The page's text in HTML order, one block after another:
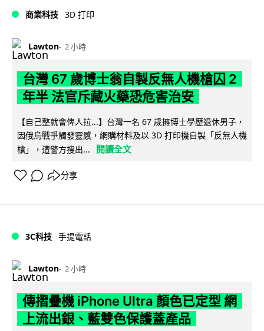
商業科技 3D 打印
Lawton 2 小時
台灣 67 歲博士翁自製反無人機槍囚 2
年半 法官斥藏火藥恐危害治安
【自己整就會俾人拉...】台灣一名 67 歲擁博士學歷退休男子，
因俄烏戰爭觸發靈感，網購材料及以 3D 打印機自製「反無人機
槍」，遭警方搜出...
閱讀全文
分享
3C科技 手提電話
Lawton 2 小時
傳摺疊機 iPhone Ultra 顏色已定型 網
上流出銀、藍雙色保護蓋產品